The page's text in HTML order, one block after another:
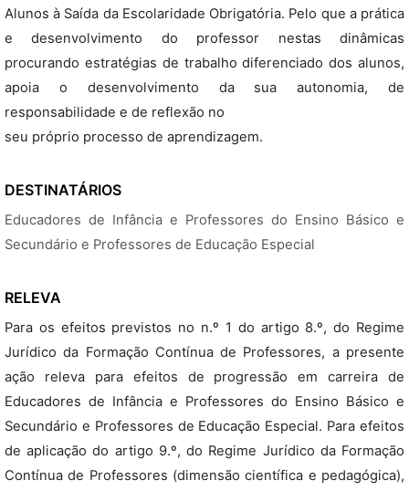
Alunos à Saída da Escolaridade Obrigatória. Pelo que a prática
e desenvolvimento do professor nestas dinâmicas
procurando estratégias de trabalho diferenciado dos alunos,
apoia o desenvolvimento da sua autonomia, de
responsabilidade e de reflexão no
seu próprio processo de aprendizagem.
DESTINATÁRIOS
Educadores de Infância e Professores do Ensino Básico e
Secundário e Professores de Educação Especial
RELEVA
Para os efeitos previstos no n.º 1 do artigo 8.º, do Regime
Jurídico da Formação Contínua de Professores, a presente
ação releva para efeitos de progressão em carreira de
Educadores de Infância e Professores do Ensino Básico e
Secundário e Professores de Educação Especial. Para efeitos
de aplicação do artigo 9.º, do Regime Jurídico da Formação
Contínua de Professores (dimensão científica e pedagógica),